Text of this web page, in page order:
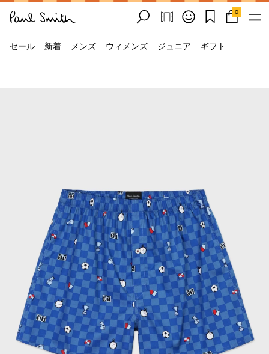
0
セール 新着 メンズ ウィメンズ ジュニア ギフト